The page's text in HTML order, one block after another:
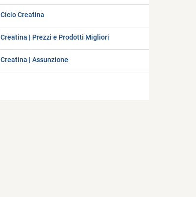
Ciclo Creatina
Creatina | Prezzi e Prodotti Migliori
Creatina | Assunzione